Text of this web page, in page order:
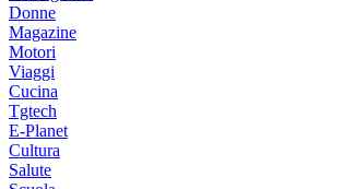
Donne
Magazine
Motori
Viaggi
Cucina
Tgtech
E-Planet
Cultura
Salute